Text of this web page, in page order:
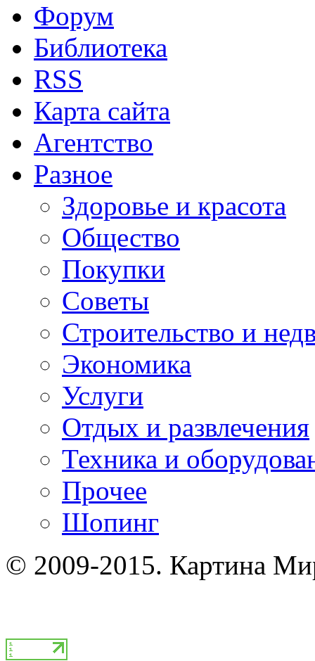
Форум
Библиотека
RSS
Карта сайта
Агентство
Разное
Здоровье и красота
Общество
Покупки
Советы
Строительство и
Экономика
Услуги
Отдых и развлечения
Техника и
Прочее
Шопинг
© 2009-2015. Картина